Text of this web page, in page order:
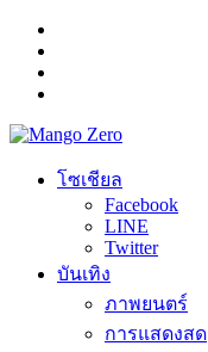
โซเชียล
Facebook
LINE
Twitter
บันเทิง
ภาพยนตร์
การแสดงสด